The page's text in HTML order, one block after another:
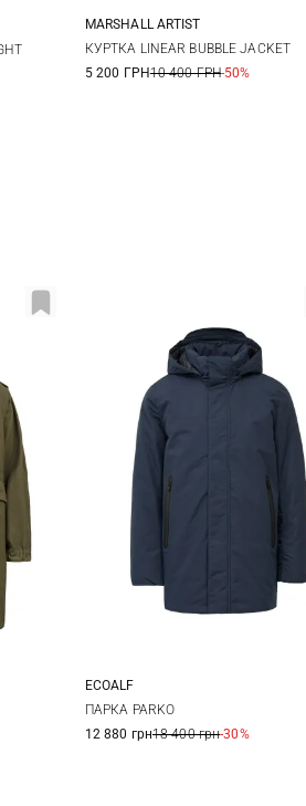
S M L
MARSHALL ARTIST
КУРТКА LINEAR BUBBLE JACKET
5 200 ГРН10 400 ГРН-50%
S
ECOALF
ПАРКА PARKO
12 880 грн18 400 грн-30%